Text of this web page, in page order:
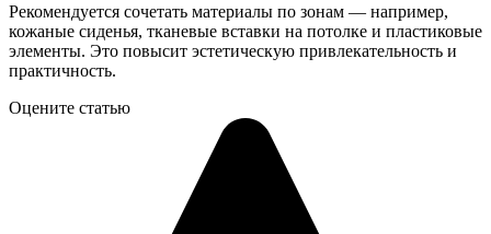
Рекомендуется сочетать материалы по зонам — например,
кожаные сиденья, тканевые вставки на потолке и пластиковые
элементы. Это повысит эстетическую привлекательность и
практичность.
Оцените статью